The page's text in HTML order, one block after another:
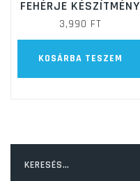
FEHÉRJE KÉSZÍTMÉNY
3,990 FT
KOSÁRBA TESZEM